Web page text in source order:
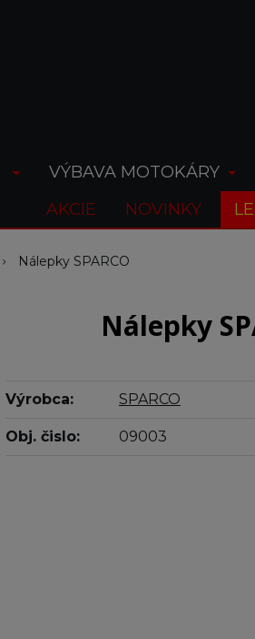
VÝBAVA MOTOKÁRY
AKCIE
NOVINKY
Nálepky SPARCO
Nálepky
Výrobca: SPARCO
Obj. čislo: 09003